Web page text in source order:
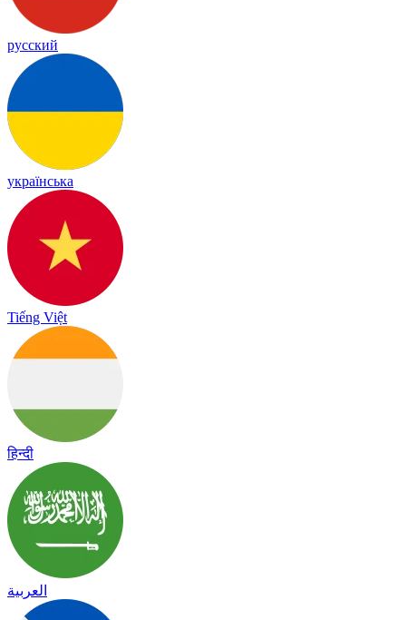
русский
українська
Tiếng Việt
हिन्दी
العربية